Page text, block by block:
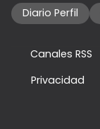
Diario Perfil
Canales RSS
Privacidad